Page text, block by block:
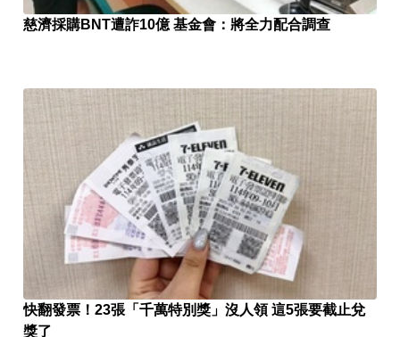
慈濟採購BNT遭詐10億 基金會：將全力配合調查
快翻發票！23張「千萬特別獎」沒人領 這5張要截止兌
獎了